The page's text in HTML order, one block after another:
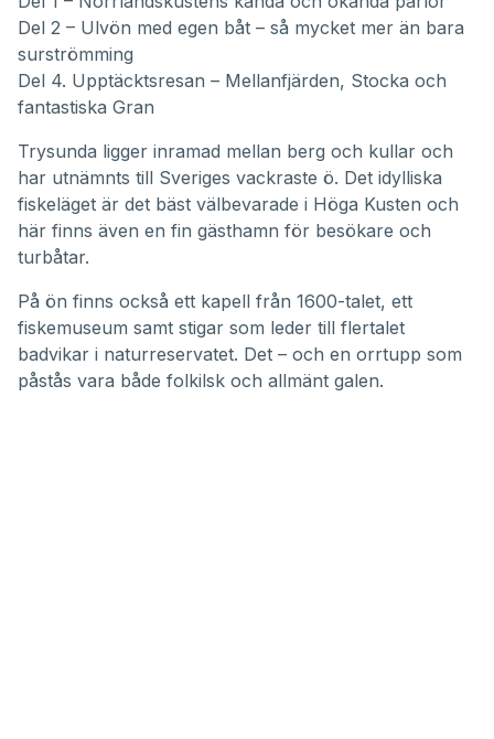
Del 2 – Ulvön med egen båt – så mycket mer än bara
surströmming
Del 4. Upptäcktsresan – Mellanfjärden, Stocka och
fantastiska Gran
Trysunda ligger inramad mellan berg och kullar och
har utnämnts till Sveriges vackraste ö. Det idylliska
fiskeläget är det bäst välbevarade i Höga Kusten och
här finns även en fin gästhamn för besökare och
turbåtar.
På ön finns också ett kapell från 1600-talet, ett
fiskemuseum samt stigar som leder till flertalet
badvikar i naturreservatet. Det – och en orrtupp som
påstås vara både folkilsk och allmänt galen.